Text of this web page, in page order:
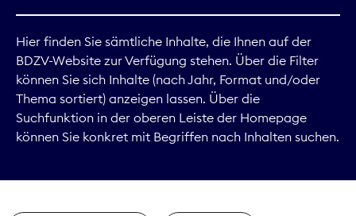
Digitales
Kommunikation
Marktdaten
Hier finden Sie sämtliche Inhalte, die Ihnen auf der
BDZV-Website zur Verfügung stehen. Über die Filter
können Sie sich Inhalte (nach Jahr, Format und/oder
Thema sortiert) anzeigen lassen. Über die
Suchfunktion in der oberen Leiste der Homepage
können Sie konkret mit Begriffen nach Inhalten suchen.